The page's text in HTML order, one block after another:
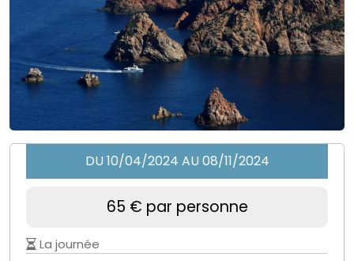
DU 10/04/2024 AU 08/11/2024
65 € par personne
La journée